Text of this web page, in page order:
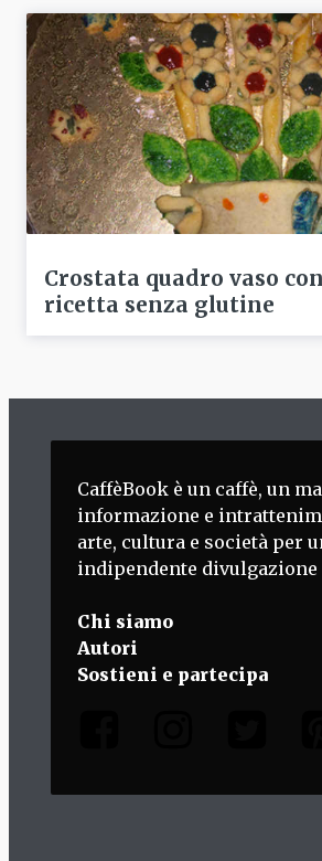
Crostata quadro vaso
ricetta senza glutine
CaffèBook è un caffè, un
informazione e
arte, cultura e società per
indipendente divulgazione
Chi siamo
Autori
Sostieni e partecipa